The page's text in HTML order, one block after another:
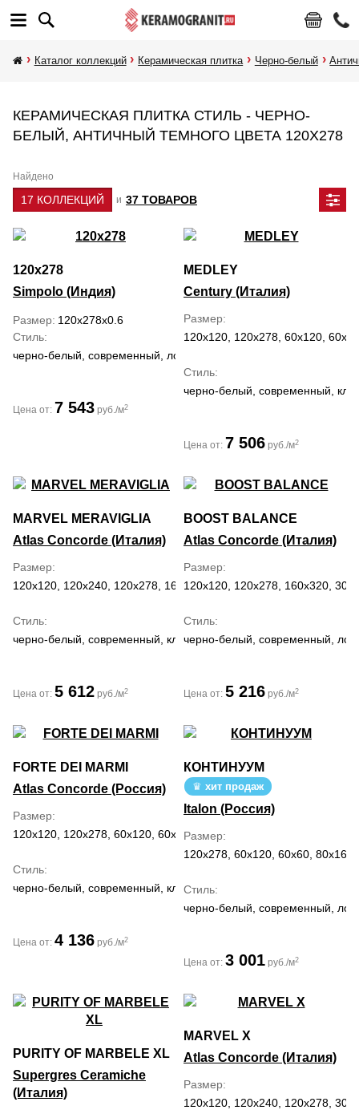
Каталог коллекций Керамическая плитка Черно-белый
КЕРАМИЧЕСКАЯ ПЛИТКА СТИЛЬ - ЧЕРНО-
БЕЛЫЙ, АНТИЧНЫЙ ТЕМНОГО ЦВЕТА 120Х278
Найдено
17 КОЛЛЕКЦИЙ и 37 ТОВАРОВ
120x278
Simpolo (Индия)
Размер 120x278x0.6
Стиль
черно-белый, современный, лофт, классический
Цена от: 7 543 руб./м2
MEDLEY
Century (Италия)
Размер
120x120, 120x278, 60x120, 60x60
Стиль
черно-белый, современный,
Цена от: 7 506 руб./м2
MARVEL MERAVIGLIA
Atlas Concorde (Италия)
Размер
120x120, 120x240, 120x278, 160x320, 30x60, 59.5x118.2,
Стиль
черно-белый, современный, классический,
Цена от: 5 612 руб./м2
BOOST BALANCE
Atlas Concorde (Италия)
Размер
120x120, 120x278, 160x320,
Стиль
черно-белый, современный,
Цена от: 5 216 руб./м2
FORTE DEI MARMI
Atlas Concorde (Россия)
Размер
120x120, 120x278, 60x120, 60x60, 80x160, 80x80
Стиль
черно-белый, современный, классический
Цена от: 4 136 руб./м2
КОНТИНУУМ
хит продаж
Italon (Россия)
Размер
120x278, 60x120, 60x60, 80x160
Стиль
черно-белый, современный,
Цена от: 3 001 руб./м2
PURITY OF MARBELE XL
Supergres Ceramiche
(Италия)
MARVEL X
Atlas Concorde (Италия)
Размер
120x120, 120x240, 120x278,